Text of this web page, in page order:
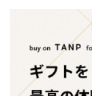
05 レディースアクセ
04 テディベア&誕生
05【名入れギフト